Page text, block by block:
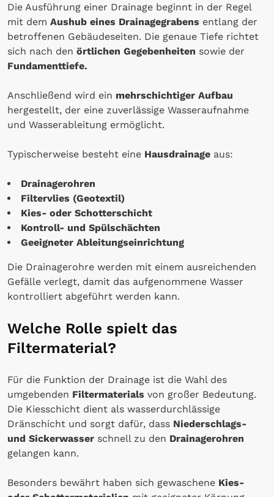
Die Ausführung einer Drainage beginnt in der Regel
mit dem Aushub eines Drainagegrabens entlang der
betroffenen Gebäudeseiten. Die genaue Tiefe richtet
sich nach den örtlichen Gegebenheiten sowie der
Fundamenttiefe.
Anschließend wird ein mehrschichtiger Aufbau
hergestellt, der eine zuverlässige Wasseraufnahme
und Wasserableitung ermöglicht.
Typischerweise besteht eine Hausdrainage aus:
Drainagerohren
Filtervlies (Geotextil)
Kies- oder Schotterschicht
Kontroll- und Spülschächten
Geeigneter Ableitungseinrichtung
Die Drainagerohre werden mit einem ausreichenden
Gefälle verlegt, damit das aufgenommene Wasser
kontrolliert abgeführt werden kann.
Welche Rolle spielt das
Filtermaterial?
Für die Funktion der Drainage ist die Wahl des
umgebenden Filtermaterials von großer Bedeutung.
Die Kiesschicht dient als wasserdurchlässige
Dränschicht und sorgt dafür, dass Niederschlags-
und Sickerwasser schnell zu den Drainagerohren
gelangen kann.
Besonders bewährt haben sich gewaschene Kies-